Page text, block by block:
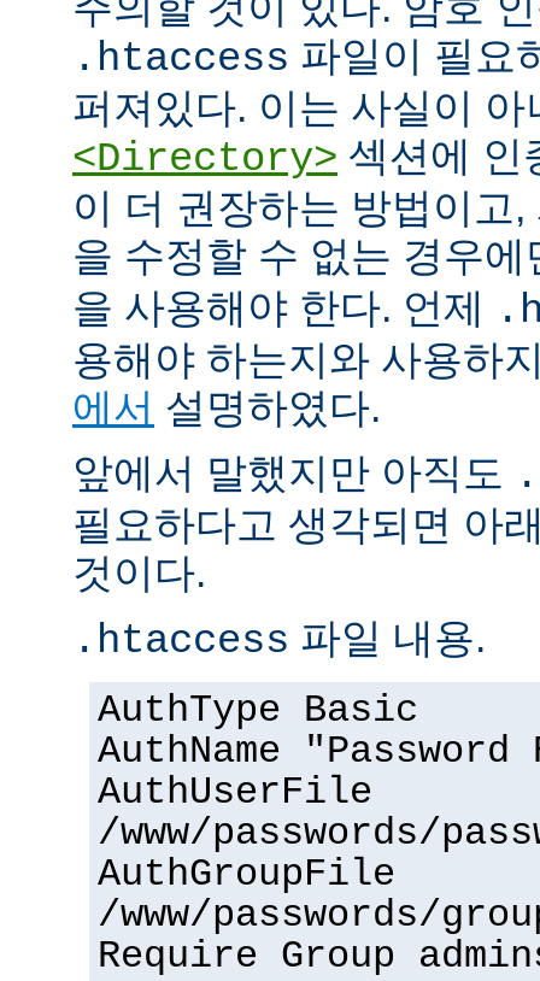
.htaccess 파일이 필요
퍼져있다. 이는 사실이
<Directory> 섹션에 인
이 더 권장하는 방법이고
을 수정할 수 없는 경우
을 사용해야 한다. 언제
용해야 하는지와 사용하
에서 설명하였다.
앞에서 말했지만 아직도
필요하다고 생각되면 아
것이다.
.htaccess 파일 내용.
AuthType Basic
AuthName
AuthUserFile
/www/passwords/
AuthGroupFile
/www/passwords/
Require Group